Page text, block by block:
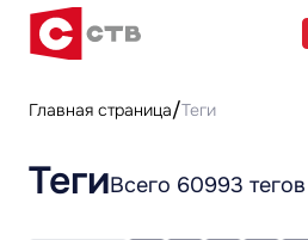
Главная страница Теги
ТегиВсего 60993 тегов